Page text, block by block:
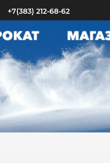
+7(383) 212-68-62